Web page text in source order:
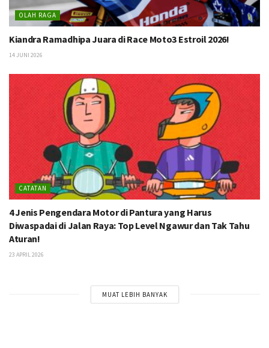
OLAH RAGA
Kiandra Ramadhipa Juara di Race Moto3 Estroil 2026!
14 JUNI 2026
CATATAN
4 Jenis Pengendara Motor di Pantura yang Harus
Diwaspadai di Jalan Raya: Top Level Ngawur dan Tak Tahu
Aturan!
23 APRIL 2026
MUAT LEBIH BANYAK